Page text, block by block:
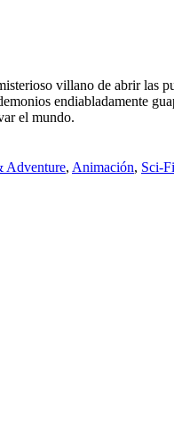
villano de abrir las
endiabladamente
el mundo.
Adventure, Animación, Sci-